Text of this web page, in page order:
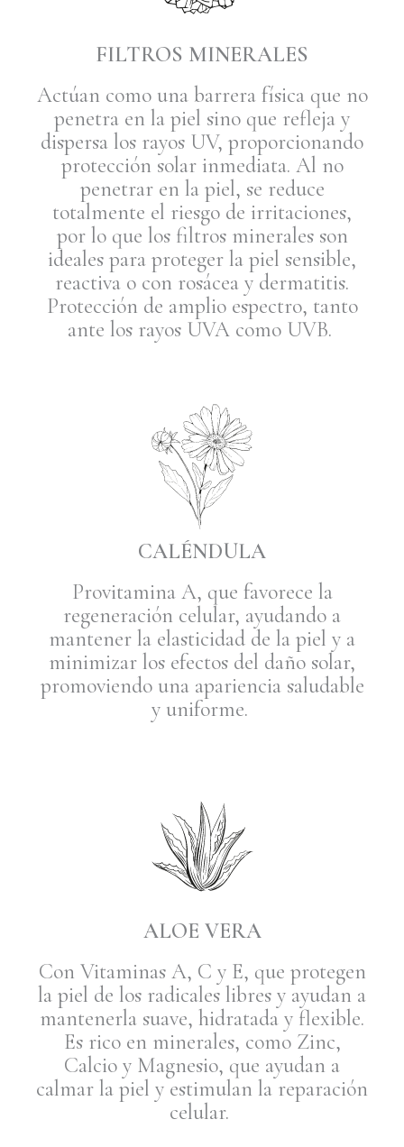
FILTROS MINERALES
Actúan como una barrera física que no
penetra en la piel sino que refleja y
dispersa los rayos UV, proporcionando
protección solar inmediata. Al no
penetrar en la piel, se reduce
totalmente el riesgo de irritaciones,
por lo que los filtros minerales son
ideales para proteger la piel sensible,
reactiva o con rosácea y dermatitis.
Protección de amplio espectro, tanto
ante los rayos UVA como UVB.
CALÉNDULA
Provitamina A, que favorece la
regeneración celular, ayudando a
mantener la elasticidad de la piel y a
minimizar los efectos del daño solar,
promoviendo una apariencia saludable
y uniforme.
ALOE VERA
Con Vitaminas A, C y E, que protegen
la piel de los radicales libres y ayudan a
mantenerla suave, hidratada y flexible.
Es rico en minerales, como Zinc,
Calcio y Magnesio, que ayudan a
calmar la piel y estimulan la reparación
celular.